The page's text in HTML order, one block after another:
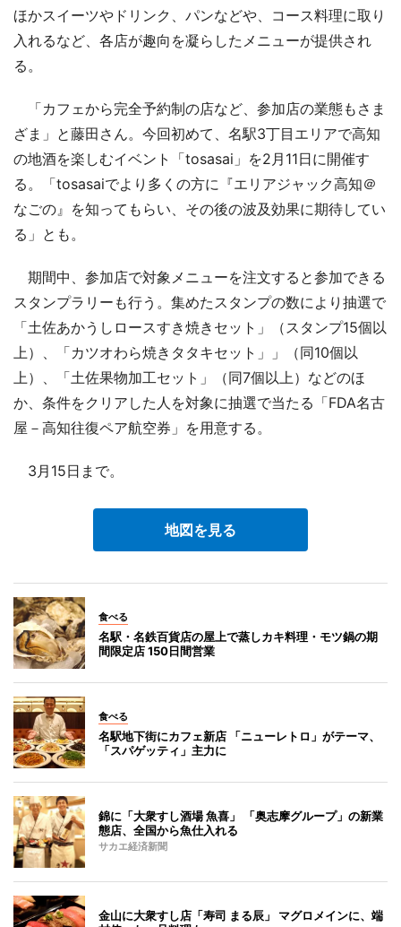
ほかスイーツやドリンク、パンなどや、コース料理に取り
入れるなど、各店が趣向を凝らしたメニューが提供され
る。
「カフェから完全予約制の店など、参加店の業態もさま
ざま」と藤田さん。今回初めて、名駅3丁目エリアで高知
の地酒を楽しむイベント「tosasai」を2月11日に開催す
る。「tosasaiでより多くの方に『エリアジャック高知＠
なごの』を知ってもらい、その後の波及効果に期待してい
る」とも。
期間中、参加店で対象メニューを注文すると参加できる
スタンプラリーも行う。集めたスタンプの数により抽選で
「土佐あかうしロースすき焼きセット」（スタンプ15個以
上）、「カツオわら焼きタタキセット」」（同10個以
上）、「土佐果物加工セット」（同7個以上）などのほ
か、条件をクリアした人を対象に抽選で当たる「FDA名古
屋－高知往復ペア航空券」を用意する。
3月15日まで。
地図を見る
食べる
名駅・名鉄百貨店の屋上で蒸しカキ料理・モツ鍋の期
間限定店 150日間営業
食べる
名駅地下街にカフェ新店 「ニューレトロ」がテーマ、
「スパゲッティ」主力に
錦に「大衆すし酒場 魚喜」 「奥志摩グループ」の新業
態店、全国から魚仕入れる
サカエ経済新聞
金山に大衆すし店「寿司 まる辰」 マグロメインに、端